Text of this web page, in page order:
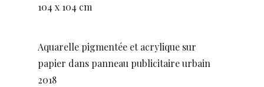
104 x 104 cm
Aquarelle pigmentée et acrylique sur
papier dans panneau publicitaire urbain
2018